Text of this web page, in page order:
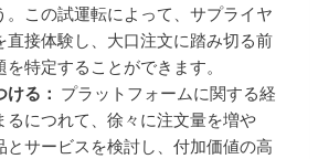
。この試運転によって、サプライヤ
直接体験し、大口注文に踏み切る前
特定することができます。
る： プラットフォームに関する経
るにつれて、徐々に注文量を増や
とサービスを検討し、付加価値の高